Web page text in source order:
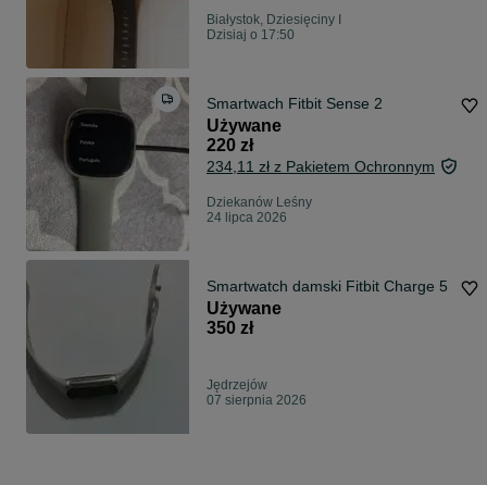
Białystok, Dziesięciny I
Dzisiaj o 17:50
Smartwach Fitbit Sense 2
Używane
220 zł
234,11 zł z Pakietem Ochronnym
Dziekanów Leśny
24 lipca 2026
Smartwatch damski Fitbit Charge 5
Używane
350 zł
Jędrzejów
07 sierpnia 2026